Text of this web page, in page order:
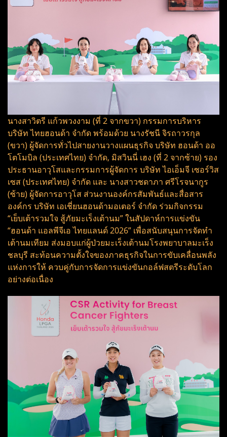
นางสาวิตรี แก้วพวงงาม (ที่ 2 จากขวา) กรรมการบริหาร
บริษัท ไทยฮอนด้า จำกัด พร้อมด้วย นางรัชนี จิรถาวรกุล
(ขวา) ผู้จัดการทั่วไปสายงานวางแผนธุรกิจ บริษัท ฮอนด้า ออ
โตโมบิล (ประเทศไทย) จำกัด, มิสวินนี่ เฮง (ที่ 2 จากซ้าย) รอง
ประธานอาวุโสและกรรมการผู้จัดการ บริษัท ไอเอ็มจี เซอร์วิส
เซส (ประเทศไทย) จำกัด และ นางสาวชดาภา ศรีโรจนากูร
(ซ้าย) ผู้จัดการอาวุโส ส่วนงานองค์กรสัมพันธ์และสื่อสาร
องค์กร บริษัท เอเชี่ยนฮอนด้ามอเตอร์ จำกัด ร่วมกิจกรรม
“เย็บเต้ารวมใจ สู้ภัยมะเร็งเต้านม” ในสัปดาห์การแข่งขัน
“ฮอนด้า แอลพีจีเอ ไทยแลนด์ 2026” เพื่อสนับสนุนการจัดทำ
เต้านมเทียม ส่งมอบแก่ผู้ป่วยมะเร็งเต้านมโรงพยาบาลมะเร็ง
ชลบุรี สะท้อนความตั้งใจของภาคธุรกิจในการขับเคลื่อนพลัง
แห่งการให้ ควบคู่กับการจัดการแข่งขันกอล์ฟสตรีระดับโลก
อย่างต่อเนื่อง